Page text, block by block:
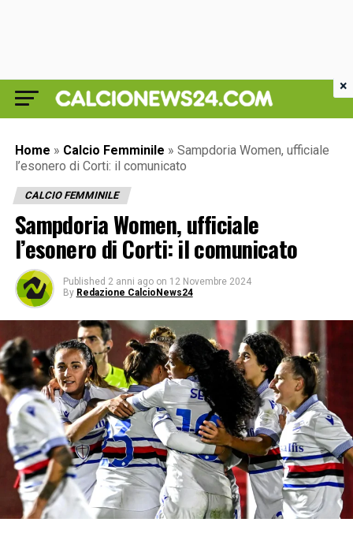
Home » Calcio Femminile » Sampdoria Women, ufficiale
l’esonero di Corti: il comunicato
CALCIO FEMMINILE
Sampdoria Women, ufficiale
l’esonero di Corti: il comunicato
Published 2 anni ago on 12 Novembre 2024
By Redazione CalcioNews24
×